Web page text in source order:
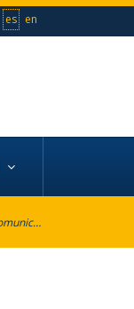
es en
Plan de Comunicación